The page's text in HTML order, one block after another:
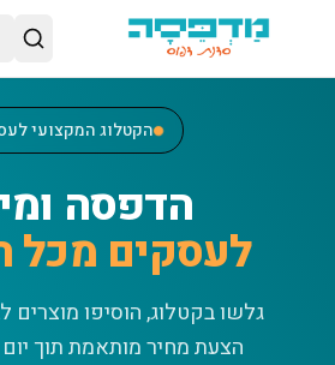
דלג לתוכן הראשי
הקטלוג המקצועי
הדפסה
לעסקים מכל
גלשו בקטלוג, הוסיפו
הצעת מחיר מותאמת תוך